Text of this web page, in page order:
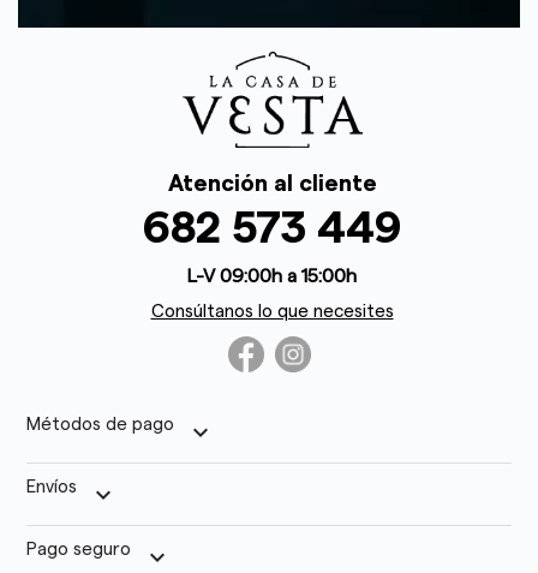
Atención al cliente
682 573 449
L-V 09:00h a 15:00h
Consúltanos lo que necesites
Métodos de pago keyboard_arrow_down
Envíos keyboard_arrow_down
Pago seguro keyboard_arrow_down